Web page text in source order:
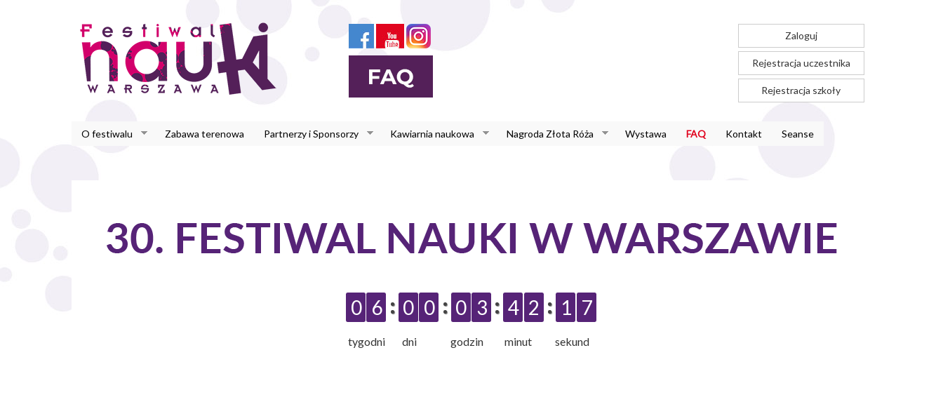
Zaloguj
Rejestracja uczestnika
Rejestracja szkoły
O festiwalu Zabawa terenowa Partnerzy i Sponsorzy Kawiarnia naukowa Nagroda Złota Róża Wystawa FAQ Kontakt Seanse
0 6 0 0 0 3 4 2 1 6
tygodni dni godzin minut sekund